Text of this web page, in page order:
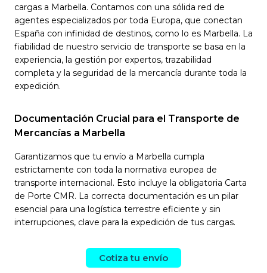
cargas a Marbella. Contamos con una sólida red de
agentes especializados por toda Europa, que conectan
España con infinidad de destinos, como lo es Marbella. La
fiabilidad de nuestro servicio de transporte se basa en la
experiencia, la gestión por expertos, trazabilidad
completa y la seguridad de la mercancía durante toda la
expedición.
Documentación Crucial para el Transporte de
Mercancías a Marbella
Garantizamos que tu envío a Marbella cumpla
estrictamente con toda la normativa europea de
transporte internacional. Esto incluye la obligatoria Carta
de Porte CMR. La correcta documentación es un pilar
esencial para una logística terrestre eficiente y sin
interrupciones, clave para la expedición de tus cargas.
Cotiza tu envío